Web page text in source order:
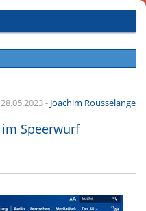
28.05.2023- Joachim Rousselange
Speerwurf